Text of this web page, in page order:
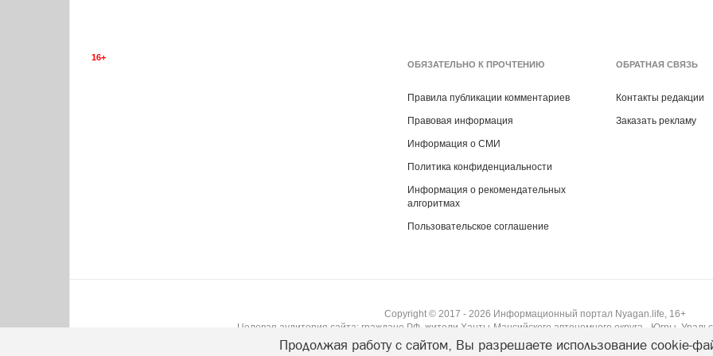
16+
ОБЯЗАТЕЛЬНО К ПРОЧТЕНИЮ
Правила публикации комментариев
Правовая информация
Информация о СМИ
Политика конфиденциальности
Информация о рекомендательных
алгоритмах
Пользовательское соглашение
ОБРАТНАЯ СВЯЗЬ
Контакты редакции
Заказать рекламу
Copyright © 2017 - 2026 Информационный портал Nyagan.life, 16+
Целевая аудитория сайта: граждане РФ, жители Ханты-Мансийского автономного округа - Югры,
Продолжая работу с сайтом, Вы разрешаете использование cookie-